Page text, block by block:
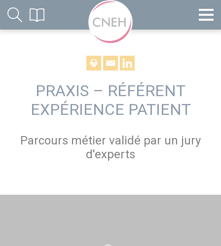
PRAXIS – RÉFÉRENT
EXPÉRIENCE PATIENT
Parcours métier validé par un jury
d'experts